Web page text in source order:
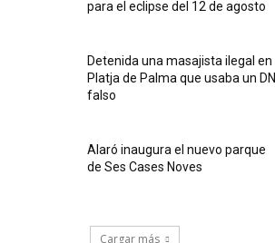
para el eclipse del 12 de agosto
Detenida una masajista ilegal en
Platja de Palma que usaba un DNI
falso
Alaró inaugura el nuevo parque
de Ses Cases Noves
Cargar más